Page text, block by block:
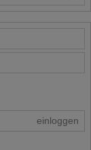
einloggen